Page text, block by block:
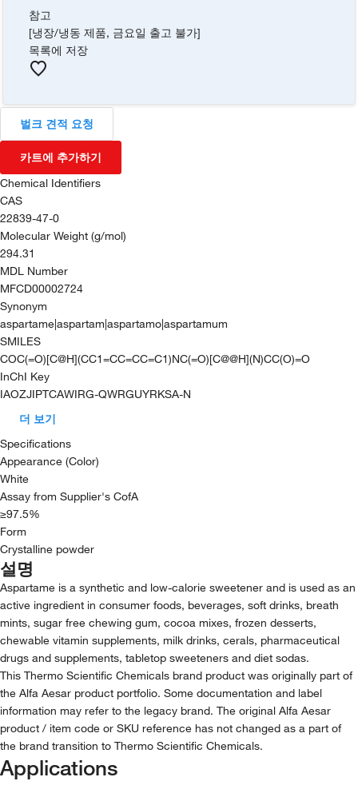
참고
[냉장/냉동 제품, 금요일 출고 불가]
목록에 저장
벌크 견적 요청
카트에 추가하기
Chemical Identifiers
CAS
22839-47-0
Molecular Weight (g/mol)
294.31
MDL Number
MFCD00002724
Synonym
aspartame|aspartam|aspartamo|aspartamum
SMILES
COC(=O)[C@H](CC1=CC=CC=C1)NC(=O)[C@@H](N)CC(O)=O
InChI Key
IAOZJIPTCAWIRG-QWRGUYRKSA-N
더 보기
Specifications
Appearance (Color)
White
Assay from Supplier's CofA
≥97.5%
Form
Crystalline powder
설명
Aspartame is a synthetic and low-calorie sweetener and is used as an
active ingredient in consumer foods, beverages, soft drinks, breath
mints, sugar free chewing gum, cocoa mixes, frozen desserts,
chewable vitamin supplements, milk drinks, cerals, pharmaceutical
drugs and supplements, tabletop sweeteners and diet sodas.
This Thermo Scientific Chemicals brand product was originally part of
the Alfa Aesar product portfolio. Some documentation and label
information may refer to the legacy brand. The original Alfa Aesar
product / item code or SKU reference has not changed as a part of
the brand transition to Thermo Scientific Chemicals.
Applications